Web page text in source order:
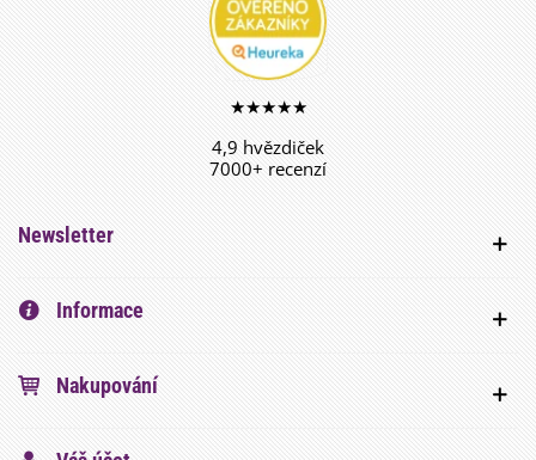
★★★★★
4,9 hvězdiček
7000+ recenzí
Newsletter
Informace
Nakupování